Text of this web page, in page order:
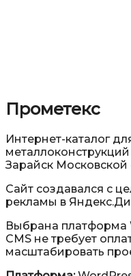
Прометекс
Интернет-каталог
Зарайск Московской
Сайт создавался с
рекламы в
Выбрана платформа
CMS не требует
масштабировать